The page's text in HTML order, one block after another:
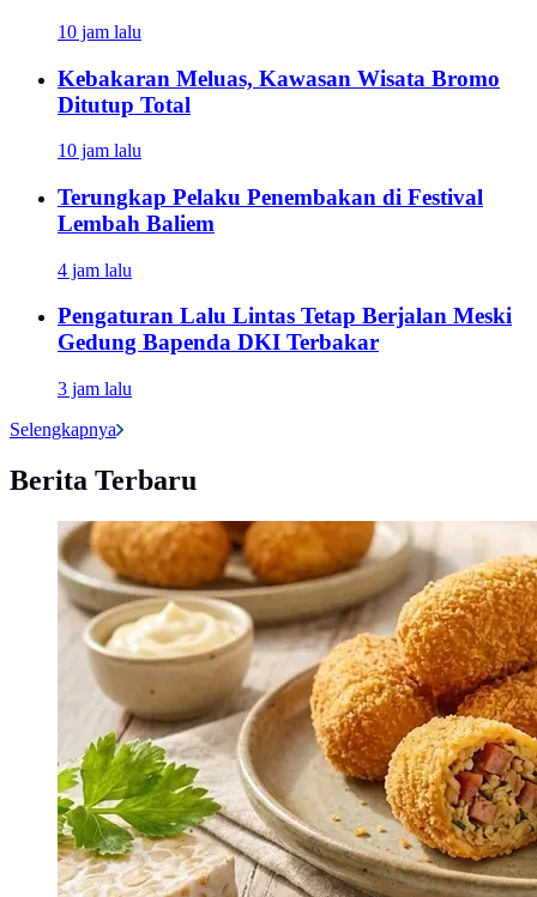
10 jam lalu
Kebakaran Meluas, Kawasan Wisata Bromo
Ditutup Total
10 jam lalu
Terungkap Pelaku Penembakan di Festival
Lembah Baliem
4 jam lalu
Pengaturan Lalu Lintas Tetap Berjalan Meski
Gedung Bapenda DKI Terbakar
3 jam lalu
Selengkapnya
Berita Terbaru